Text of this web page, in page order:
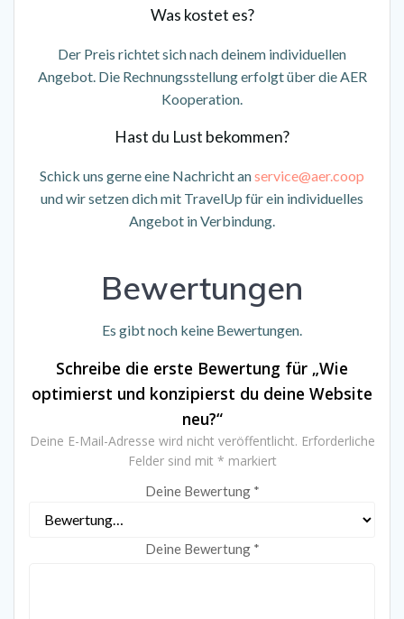
Was kostet es?
Der Preis richtet sich nach deinem individuellen
Angebot. Die Rechnungsstellung erfolgt über die AER
Kooperation.
Hast du Lust bekommen?
Schick uns gerne eine Nachricht anservice@aer.coop
und wir setzen dich mit TravelUp für ein individuelles
Angebot in Verbindung.
Bewertungen
Es gibt noch keine Bewertungen.
Schreibe die erste Bewertung für „Wie
optimierst und konzipierst du deine Website
neu?“
Deine E-Mail-Adresse wird nicht veröffentlicht. Erforderliche
Felder sind mit * markiert
Deine Bewertung *
Deine Bewertung *